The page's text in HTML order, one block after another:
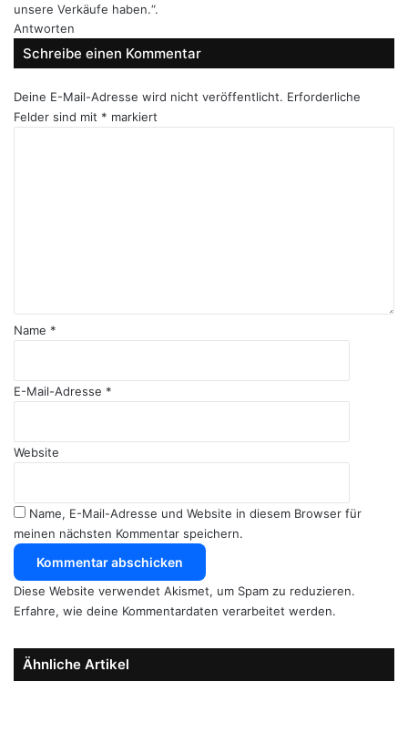
unsere Verkäufe haben.“.
Antworten
Schreibe einen Kommentar
Deine E-Mail-Adresse wird nicht veröffentlicht. Erforderliche
Felder sind mit * markiert
*
Name *
E-Mail-Adresse *
Website
Name, E-Mail-Adresse und Website in diesem Browser für
meinen nächsten Kommentar speichern.
Diese Website verwendet Akismet, um Spam zu reduzieren.
Erfahre, wie deine Kommentardaten verarbeitet werden.
Ähnliche Artikel